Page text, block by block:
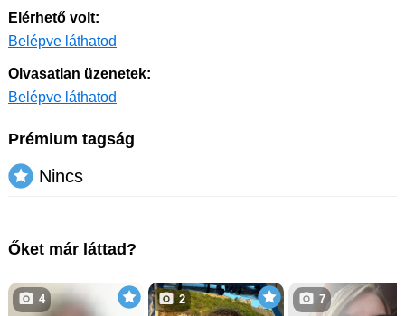
Elérhető volt:
Belépve láthatod
Olvasatlan üzenetek:
Belépve láthatod
Prémium tagság
Nincs
Őket már láttad?
4 2 7